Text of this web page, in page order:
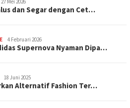
dan Segar dengan Cet…
4 Februari 2026
Supernova Nyaman Dipa…
18 Juni 2025
Alternatif Fashion Ter…